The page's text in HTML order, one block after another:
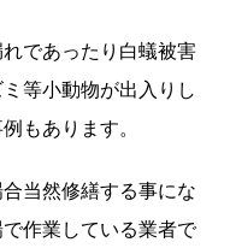
であったり白蟻被害
等小動物が出入りし
もあります。
当然修繕する事にな
作業している業者で